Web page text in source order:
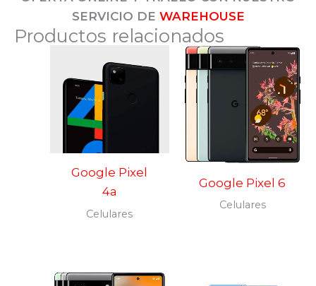
SERVICIO DE WAREHOUSE
Productos relacionados
Google Pixel
4a
Celulares
Google Pixel 6
Celulares